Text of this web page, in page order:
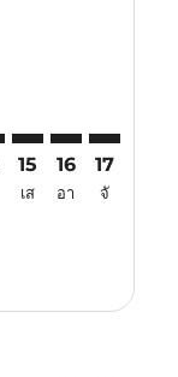
15
เส
16
อา
17
จั